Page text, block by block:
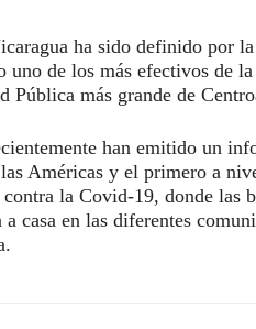
ha sido definido por
uno de los más efectivos de
Pública más grande de
han emitido un
Américas y el primero a
la Covid-19, donde las
casa en las diferentes